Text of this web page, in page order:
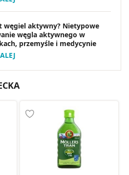
węgiel aktywny? Nietypowe
węgla aktywnego w
przemyśle i medycynie